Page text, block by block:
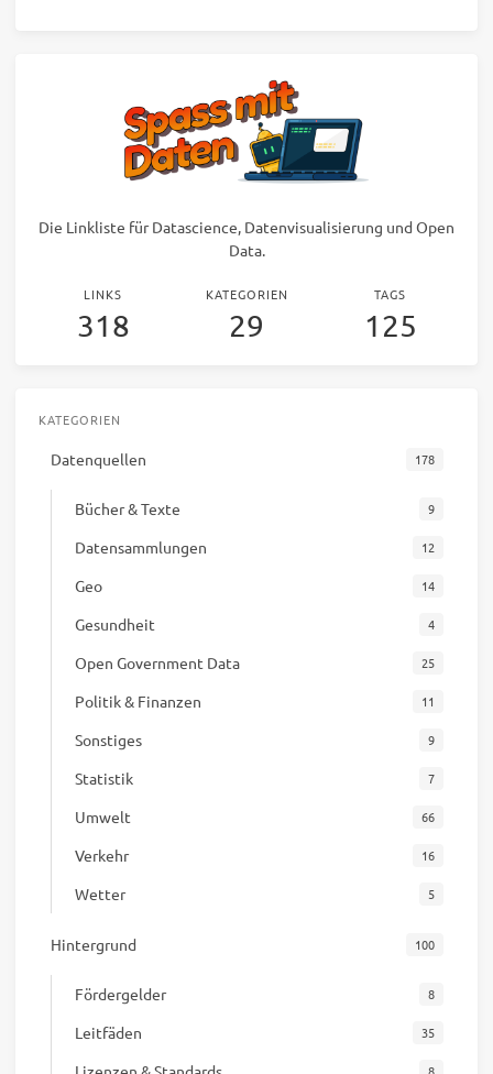
Die Linkliste für Datascience, Datenvisualisierung und Open
Data.
LINKS
318
KATEGORIEN
29
TAGS
125
KATEGORIEN
Datenquellen 178
Bücher & Texte 9
Datensammlungen 12
Geo 14
Gesundheit 4
Open Government Data 25
Politik & Finanzen 11
Sonstiges 9
Statistik 7
Umwelt 66
Verkehr 16
Wetter 5
Hintergrund 100
Fördergelder 8
Leitfäden 35